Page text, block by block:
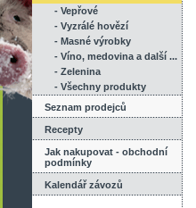
- Vepřové
- Vyzrálé hovězí
- Masné výrobky
- Víno, medovina a další ...
- Zelenina
- Všechny produkty
Seznam prodejců
Recepty
Jak nakupovat - obchodní
podmínky
Kalendář závozů